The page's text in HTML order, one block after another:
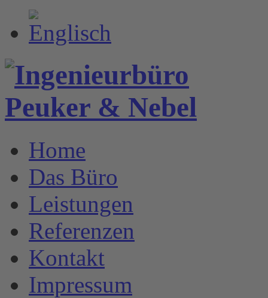
Home
Das Büro
Leistungen
Referenzen
Kontakt
Impressum